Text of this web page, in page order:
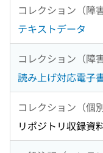
コレクション（障
テキストデータ
コレクション（障
読み上げ対応電子
コレクション（個別
リポジトリ収録資